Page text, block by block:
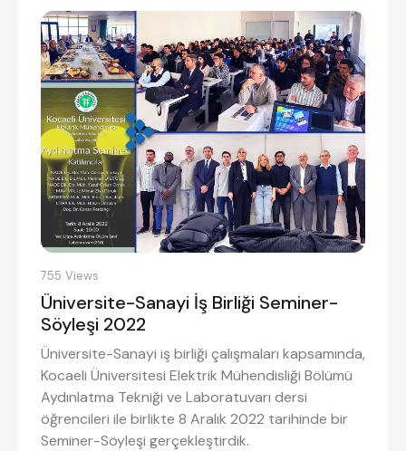
755 Views
Üniversite-Sanayi İş Birliği Seminer-
Söyleşi 2022
Üniversite-Sanayi iş birliği çalışmaları kapsamında,
Kocaeli Üniversitesi Elektrik Mühendisliği Bölümü
Aydınlatma Tekniği ve Laboratuvarı dersi
öğrencileri ile birlikte 8 Aralık 2022 tarihinde bir
Seminer-Söyleşi gerçekleştirdik.